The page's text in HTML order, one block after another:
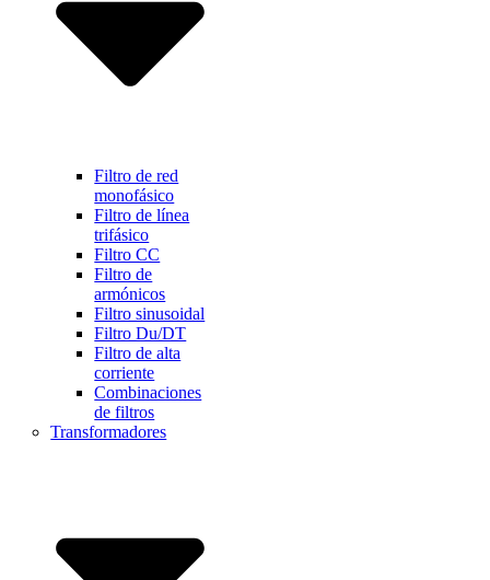
Filtro de red
monofásico
Filtro de línea
trifásico
Filtro CC
Filtro de
armónicos
Filtro sinusoidal
Filtro Du/DT
Filtro de alta
corriente
Combinaciones
de filtros
Transformadores